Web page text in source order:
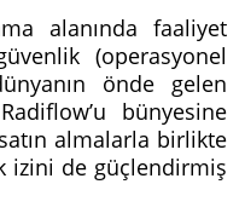
alanında faaliyet
(operasyonel
önde gelen
bünyesine
almalarla birlikte
izini de güçlendirmiş